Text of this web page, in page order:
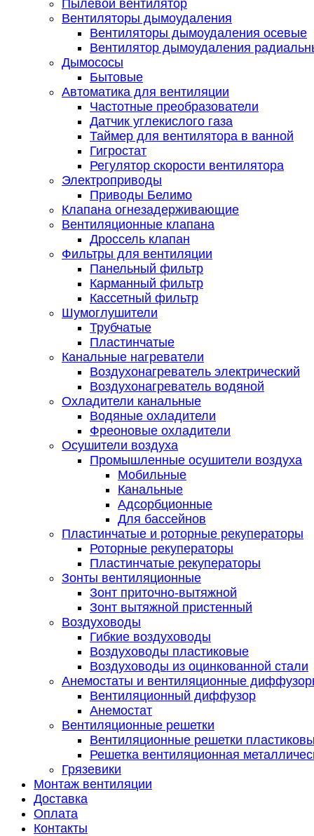
Пылевой вентилятор
Вентиляторы дымоудаления
Вентиляторы дымоудаления осевые
Вентилятор дымоудаления
Дымососы
Бытовые
Автоматика для вентиляции
Частотные преобразователи
Датчик углекислого газа
Таймер для вентилятора в ванной
Гигростат
Регулятор скорости вентилятора
Электроприводы
Приводы Белимо
Клапана огнезадерживающие
Вентиляционные клапана
Дроссель клапан
Фильтры для вентиляции
Панельный фильтр
Карманный фильтр
Кассетный фильтр
Шумоглушители
Трубчатые
Пластинчатые
Канальные нагреватели
Воздухонагреватель электрический
Воздухонагреватель водяной
Охладители канальные
Водяные охладители
Фреоновые охладители
Осушители воздуха
Промышленные осушители воздуха
Мобильные
Канальные
Адсорбционные
Для бассейнов
Пластинчатые и роторные рекуператоры
Роторные рекуператоры
Пластинчатые рекуператоры
Зонты вентиляционные
Зонт приточно-вытяжной
Зонт вытяжной пристенный
Воздуховоды
Гибкие воздуховоды
Воздуховоды пластиковые
Воздуховоды из оцинкованной стали
Анемостаты и вентиляционные
Вентиляционный диффузор
Анемостат
Вентиляционные решетки
Вентиляционные решетки
Решетка вентиляционная
Грязевики
Монтаж вентиляции
Доставка
Оплата
Контакты